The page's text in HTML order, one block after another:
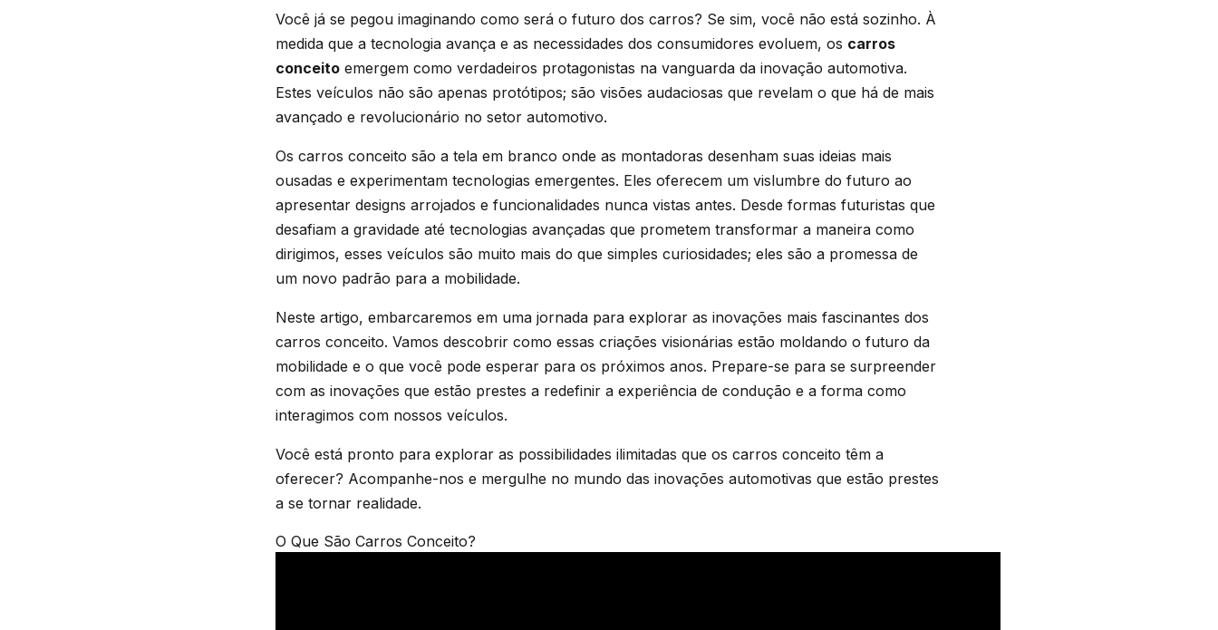
Você já se pegou imaginando como será o futuro dos carros? Se sim, você não está sozinho. À
medida que a tecnologia avança e as necessidades dos consumidores evoluem, os carros
conceito emergem como verdadeiros protagonistas na vanguarda da inovação automotiva.
Estes veículos não são apenas protótipos; são visões audaciosas que revelam o que há de mais
avançado e revolucionário no setor automotivo.
Os carros conceito são a tela em branco onde as montadoras desenham suas ideias mais
ousadas e experimentam tecnologias emergentes. Eles oferecem um vislumbre do futuro ao
apresentar designs arrojados e funcionalidades nunca vistas antes. Desde formas futuristas que
desafiam a gravidade até tecnologias avançadas que prometem transformar a maneira como
dirigimos, esses veículos são muito mais do que simples curiosidades; eles são a promessa de
um novo padrão para a mobilidade.
Neste artigo, embarcaremos em uma jornada para explorar as inovações mais fascinantes dos
carros conceito. Vamos descobrir como essas criações visionárias estão moldando o futuro da
mobilidade e o que você pode esperar para os próximos anos. Prepare-se para se surpreender
com as inovações que estão prestes a redefinir a experiência de condução e a forma como
interagimos com nossos veículos.
Você está pronto para explorar as possibilidades ilimitadas que os carros conceito têm a
oferecer? Acompanhe-nos e mergulhe no mundo das inovações automotivas que estão prestes
a se tornar realidade.
O Que São Carros Conceito?